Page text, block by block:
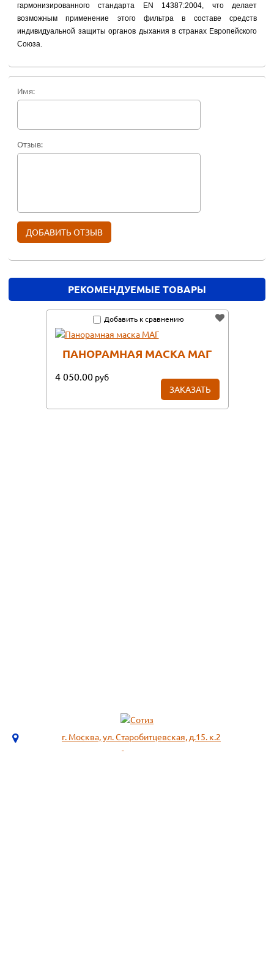
гармонизированного стандарта EN 14387:2004, что делает
возможным применение этого фильтра в составе средств
индивидуальной защиты органов дыхания в странах Европейского
Союза.
Имя:
Отзыв:
РЕКОМЕНДУЕМЫЕ ТОВАРЫ
Добавить к сравнению
ПАНОРАМНАЯ МАСКА МАГ
4 050.00 руб
ЗАКАЗАТЬ
г. Москва, ул. Старобитцевская, д.15. к.2
info@sotizz.ru